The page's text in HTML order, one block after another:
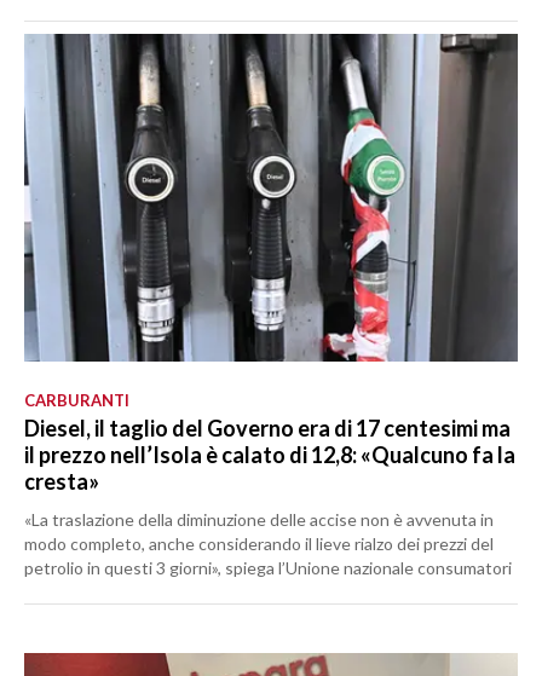
CARBURANTI
Diesel, il taglio del Governo era di 17 centesimi ma
il prezzo nell’Isola è calato di 12,8: «Qualcuno fa la
cresta»
«La traslazione della diminuzione delle accise non è avvenuta in
modo completo, anche considerando il lieve rialzo dei prezzi del
petrolio in questi 3 giorni», spiega l’Unione nazionale consumatori